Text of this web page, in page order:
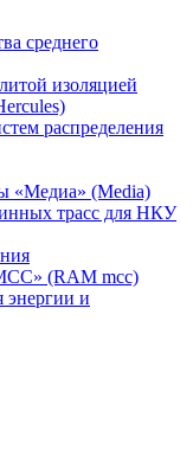
среднего
изоляцией
распределения
«Медиа» (Media)
трасс для НКУ
(RAM mcc)
энергии и